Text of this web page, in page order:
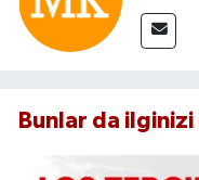
Bunlar da